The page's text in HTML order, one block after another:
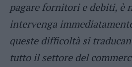
pagare fornitori e debiti, è
intervenga
queste difficoltà si
tutto il settore del